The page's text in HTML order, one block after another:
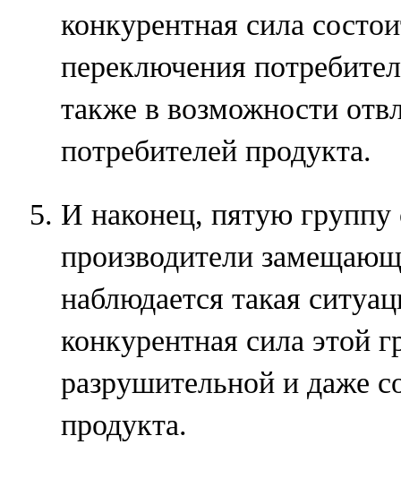
конкурентная сила
переключения
также в возможности
потребителей продукта.
И наконец, пятую группу
производители
наблюдается такая
конкурентная сила этой
разрушительной и даже
продукта.